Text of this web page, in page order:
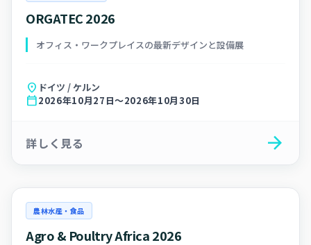
ORGATEC 2026
オフィス・ワークプレイスの最新デザインと設備展
location_on ドイツ / ケルン
calendar_today2026年10月27日～2026年10月30日
詳しく見る arrow_forward
農林水産・食品
Agro & Poultry Africa 2026